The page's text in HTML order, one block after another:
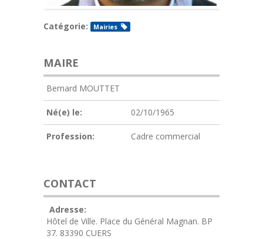
Catégorie: Mairies
MAIRE
Bernard MOUTTET
Né(e) le: 02/10/1965
Profession: Cadre commercial
CONTACT
Adresse:
Hôtel de Ville. Place du Général Magnan. BP
37. 83390 CUERS